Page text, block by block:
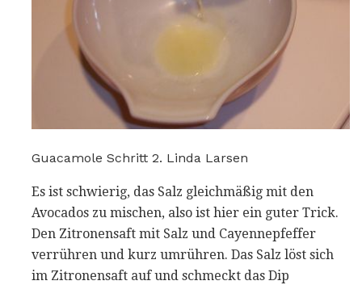
Guacamole Schritt 2. Linda Larsen
Es ist schwierig, das Salz gleichmäßig mit den
Avocados zu mischen, also ist hier ein guter Trick.
Den Zitronensaft mit Salz und Cayennepfeffer
verrühren und kurz umrühren. Das Salz löst sich
im Zitronensaft auf und schmeckt das Dip